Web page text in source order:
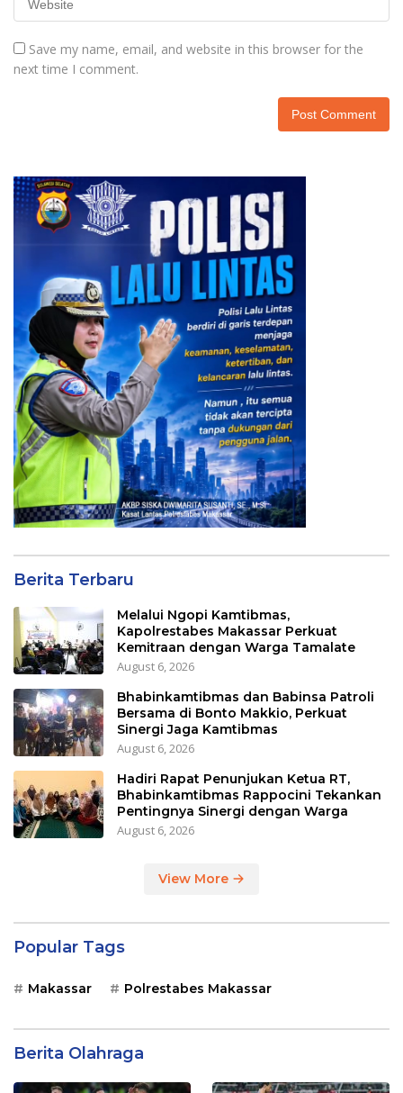
Save my name, email, and website in this browser for the
next time I comment.
Berita Terbaru
Melalui Ngopi Kamtibmas,
Kapolrestabes Makassar Perkuat
Kemitraan dengan Warga Tamalate
August 6, 2026
Bhabinkamtibmas dan Babinsa Patroli
Bersama di Bonto Makkio, Perkuat
Sinergi Jaga Kamtibmas
August 6, 2026
Hadiri Rapat Penunjukan Ketua RT,
Bhabinkamtibmas Rappocini Tekankan
Pentingnya Sinergi dengan Warga
August 6, 2026
View More
Popular Tags
Makassar Polrestabes Makassar
Berita Olahraga